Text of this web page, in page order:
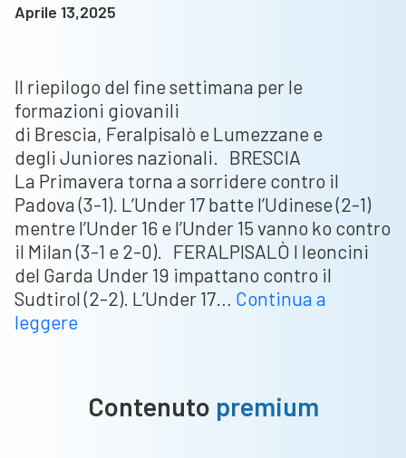
Aprile 13,2025
Il riepilogo del fine settimana per le
formazioni giovanili
di Brescia, Feralpisalò e Lumezzane e
degli Juniores nazionali. BRESCIA
La Primavera torna a sorridere contro il
Padova (3-1). L’Under 17 batte l’Udinese (2-1)
mentre l’Under 16 e l’Under 15 vanno ko contro
il Milan (3-1 e 2-0). FERALPISALÒ I leoncini
del Garda Under 19 impattano contro il
Sudtirol (2-2). L’Under 17… Continua a
leggereTornei
U19
Contenuto premium